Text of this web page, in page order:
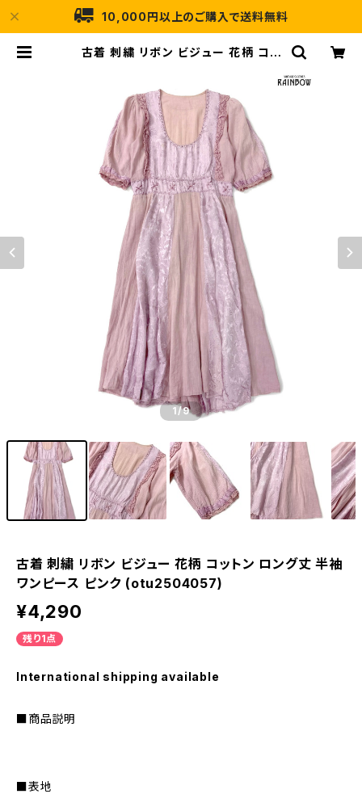
10,000円以上のご購入で送料無料
古着 刺繍 リボン ビジュー 花柄 コッ
(otu2504057) | 古着屋RAINBO
1/9
古着 刺繍 リボン ビジュー 花柄 コットン ロング丈 半袖
ワンピース ピンク (otu2504057)
¥4,290
残り1点
International shipping available
■商品説明
■表地